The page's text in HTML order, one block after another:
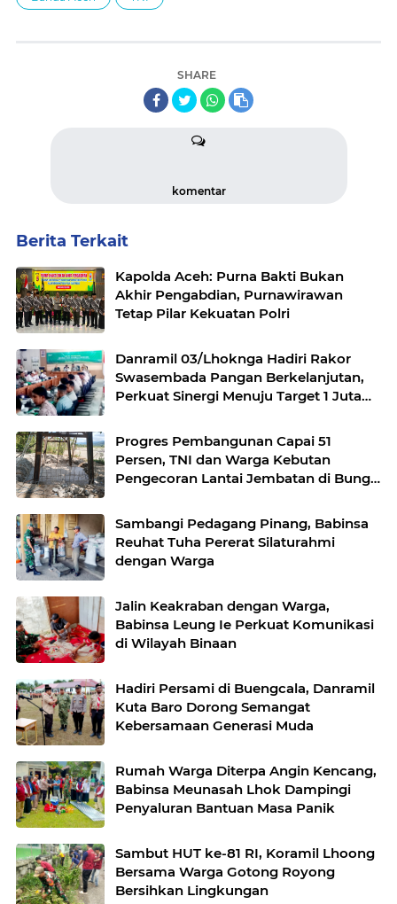
SHARE
komentar
Berita Terkait
Kapolda Aceh: Purna Bakti Bukan
Akhir Pengabdian, Purnawirawan
Tetap Pilar Kekuatan Polri
Danramil 03/Lhoknga Hadiri Rakor
Swasembada Pangan Berkelanjutan,
Perkuat Sinergi Menuju Target 1 Juta
Progres Pembangunan Capai 51
Persen, TNI dan Warga Kebutan
Pengecoran Lantai Jembatan di Bunga
Sambangi Pedagang Pinang, Babinsa
Reuhat Tuha Pererat Silaturahmi
dengan Warga
Jalin Keakraban dengan Warga,
Babinsa Leung Ie Perkuat Komunikasi
di Wilayah Binaan
Hadiri Persami di Buengcala, Danramil
Kuta Baro Dorong Semangat
Kebersamaan Generasi Muda
Rumah Warga Diterpa Angin Kencang,
Babinsa Meunasah Lhok Dampingi
Penyaluran Bantuan Masa Panik
Sambut HUT ke-81 RI, Koramil Lhoong
Bersama Warga Gotong Royong
Bersihkan Lingkungan